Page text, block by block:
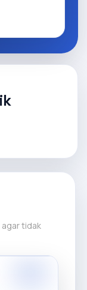
agar tidak